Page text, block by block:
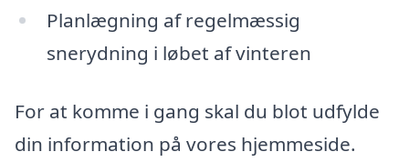
Planlægning af regelmæssig
snerydning i løbet af vinteren
For at komme i gang skal du blot udfylde
din information på vores hjemmeside.